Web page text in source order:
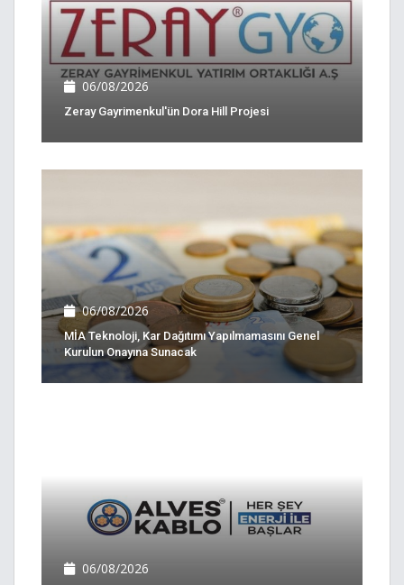
06/08/2026
Zeray Gayrimenkul'ün Dora Hill Projesi
06/08/2026
MİA Teknoloji, Kar Dağıtımı Yapılmamasını Genel
Kurulun Onayına Sunacak
06/08/2026